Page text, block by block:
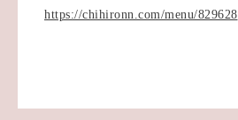
https://chihironn.com/menu/829628